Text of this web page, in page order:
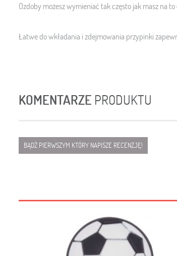
Ozdoby możesz wymieniać tak często jak masz na
Łatwe do wkładania i zdejmowania przypinki
KOMENTARZE PRODUKTU
BĄDŹ PIERWSZYM KTÓRY NAPISZE RECENZJĘ!